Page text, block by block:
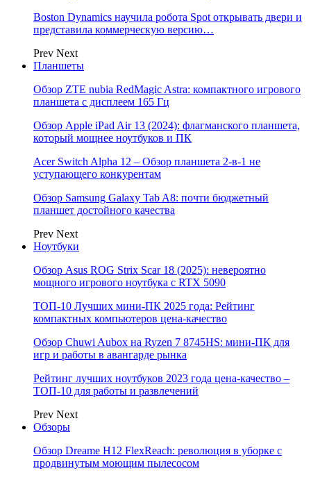
Boston Dynamics научила робота Spot открывать двери и
представила коммерческую версию…
Prev Next
Планшеты
Обзор ZTE nubia RedMagic Astra: компактного игрового
планшета с дисплеем 165 Гц
Обзор Apple iPad Air 13 (2024): флагманского планшета,
который мощнее ноутбуков и ПК
Acer Switch Alpha 12 – Обзор планшета 2-в-1 не
уступающего конкурентам
Обзор Samsung Galaxy Tab A8: почти бюджетный
планшет достойного качества
Prev Next
Ноутбуки
Обзор Asus ROG Strix Scar 18 (2025): невероятно
мощного игрового ноутбука с RTX 5090
ТОП-10 Лучших мини-ПК 2025 года: Рейтинг
компактных компьютеров цена-качество
Обзор Chuwi Aubox на Ryzen 7 8745HS: мини-ПК для
игр и работы в авангарде рынка
Рейтинг лучших ноутбуков 2023 года цена-качество –
ТОП-10 для работы и развлечений
Prev Next
Обзоры
Обзор Dreame H12 FlexReach: революция в уборке с
продвинутым моющим пылесосом